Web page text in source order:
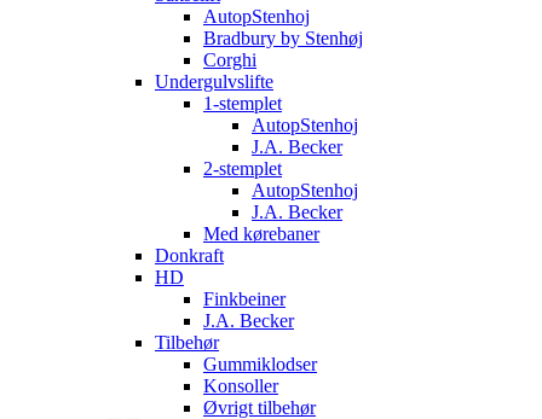
AutopStenhoj
Bradbury by Stenhøj
Corghi
Undergulvslifte
1-stemplet
AutopStenhoj
J.A. Becker
2-stemplet
AutopStenhoj
J.A. Becker
Med kørebaner
Donkraft
HD
Finkbeiner
J.A. Becker
Tilbehør
Gummiklodser
Konsoller
Øvrigt tilbehør